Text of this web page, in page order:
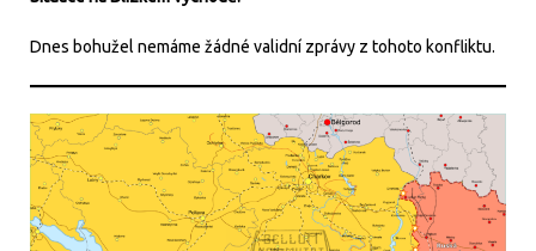
Dnes bohužel nemáme žádné validní zprávy z tohoto konfliktu.